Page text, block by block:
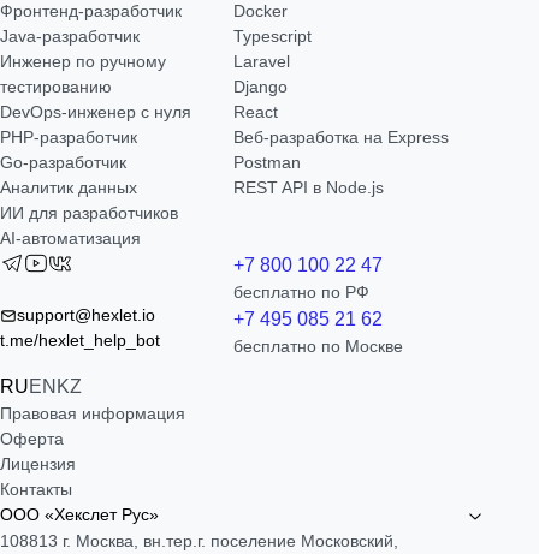
Фронтенд-разработчик
Java-разработчик
Инженер по ручному
тестированию
DevOps-инженер с нуля
РНР-разработчик
Go-разработчик
Аналитик данных
ИИ для разработчиков
AI-автоматизация
Docker
Typescript
Laravel
Django
React
Веб-разработка на Express
Postman
REST API в Node.js
support@hexlet.io
t.me/hexlet_help_bot
RUEN KZ
+7 800 100 22 47
бесплатно по РФ
+7 495 085 21 62
бесплатно по Москве
Правовая информация
Оферта
Лицензия
Контакты
ООО «Хекслет Рус»
108813 г. Москва, вн.тер.г. поселение Московский,